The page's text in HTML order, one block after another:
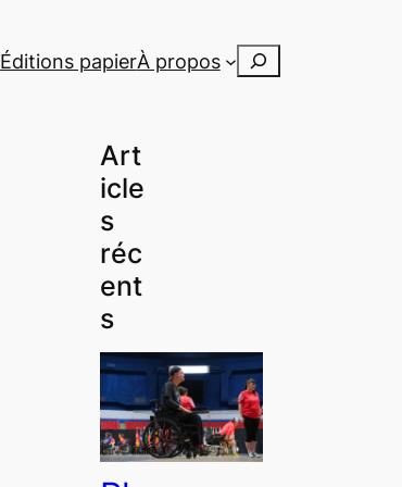
Éditions papierÀ propos Rechercher
Art
icle
s
réc
ent
s